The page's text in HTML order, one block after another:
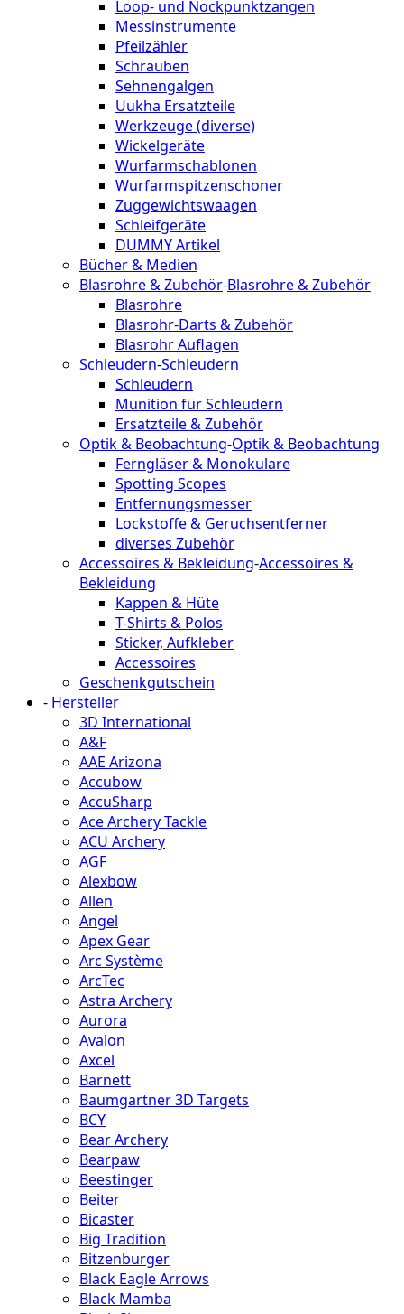
Loop- und Nockpunktzangen
Messinstrumente
Pfeilzähler
Schrauben
Sehnengalgen
Uukha Ersatzteile
Werkzeuge (diverse)
Wickelgeräte
Wurfarmschablonen
Wurfarmspitzenschoner
Zuggewichtswaagen
Schleifgeräte
DUMMY Artikel
Bücher & Medien
Blasrohre & Zubehör-Blasrohre & Zubehör
Blasrohre
Blasrohr-Darts & Zubehör
Blasrohr Auflagen
Schleudern-Schleudern
Schleudern
Munition für Schleudern
Ersatzteile & Zubehör
Optik & Beobachtung-Optik & Beobachtung
Ferngläser & Monokulare
Spotting Scopes
Entfernungsmesser
Lockstoffe & Geruchsentferner
diverses Zubehör
Accessoires & Bekleidung-Accessoires &
Bekleidung
Kappen & Hüte
T-Shirts & Polos
Sticker, Aufkleber
Accessoires
Geschenkgutschein
- Hersteller
3D International
A&F
AAE Arizona
Accubow
AccuSharp
Ace Archery Tackle
ACU Archery
AGF
Alexbow
Allen
Angel
Apex Gear
Arc Système
ArcTec
Astra Archery
Aurora
Avalon
Axcel
Barnett
Baumgartner 3D Targets
BCY
Bear Archery
Bearpaw
Beestinger
Beiter
Bicaster
Big Tradition
Bitzenburger
Black Eagle Arrows
Black Mamba